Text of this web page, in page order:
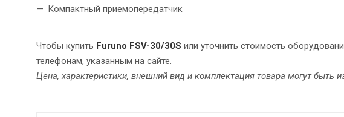
Компактный приемопередатчик
Чтобы купить Furuno FSV-30/30S или уточнить стоимость
телефонам, указанным на сайте.
Цена, характеристики, внешний вид и комплектация товара могут быть